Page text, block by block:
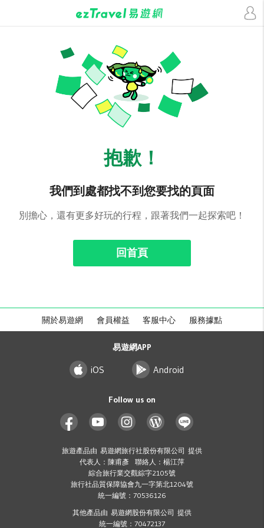
抱歉！
我們到處都找不到您要找的頁面
別擔心，還有更多好玩的行程，跟著我們一起探索吧！
回首頁
關於易遊網 會員權益 客服中心 服務據點
易遊網APP
iOS Android
Follow us on
旅遊產品由 易遊網旅行社股份有限公司 提供
代表人：陳甫彥 聯絡人：楊江萍
綜合旅行業交觀綜字2105號
旅行社品質保障協會九一字第北1204號
統一編號：70536126
其他產品由 易遊網股份有限公司 提供
統一編號：70472137